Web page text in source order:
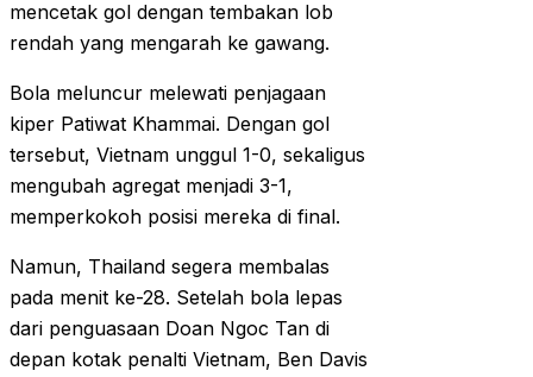
mencetak gol dengan tembakan lob
rendah yang mengarah ke gawang.
Bola meluncur melewati penjagaan
kiper Patiwat Khammai. Dengan gol
tersebut, Vietnam unggul 1-0, sekaligus
mengubah agregat menjadi 3-1,
memperkokoh posisi mereka di final.
Namun, Thailand segera membalas
pada menit ke-28. Setelah bola lepas
dari penguasaan Doan Ngoc Tan di
depan kotak penalti Vietnam, Ben Davis